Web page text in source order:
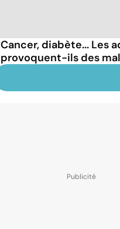
Cancer, diabète... Les
provoquent-ils des